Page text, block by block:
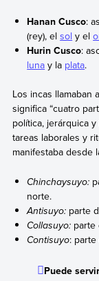
Hanan Cusco:
(rey), elsol y el
Hurin Cusco:
luna y la plata.
Los incas llamaban
significa “cuatro
política, jerárquica
tareas laborales y
manifestaba desde
Chinchaysuyo:
norte.
Antisuyo: parte
Collasuyo: parte
Contisuyo:
Puede